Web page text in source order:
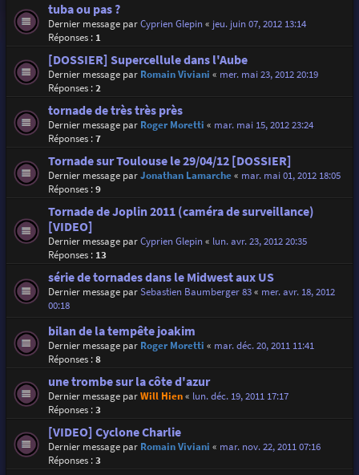
tuba ou pas ?
Dernier message parCyprien Glepin« jeu. juin 07, 2012 13:14
Réponses : 1
[DOSSIER] Supercellule dans l'Aube
Dernier message par Romain Viviani « mer. mai 23, 2012 20:19
Réponses :2
tornade de très très près
Dernier message par Roger Moretti « mar. mai 15, 2012 23:24
Réponses :7
Tornade sur Toulouse le 29/04/12 [DOSSIER]
Dernier message parJonathan Lamarche« mar. mai 01, 2012 18:05
Réponses :9
Tornade de Joplin 2011 (caméra de surveillance)
[VIDEO]
Dernier message parCyprien Glepin« lun. avr. 23, 2012 20:35
Réponses : 13
série de tornades dans le Midwest aux US
Dernier message parSebastien Baumberger 83« mer. avr. 18, 2012
00:18
bilan de la tempête joakim
Dernier message par Roger Moretti « mar. déc. 20, 2011 11:41
Réponses :8
une trombe sur la côte d'azur
Dernier message parWill Hien« lun. déc. 19, 2011 17:17
Réponses :3
[VIDEO] Cyclone Charlie
Dernier message par Romain Viviani « mar. nov. 22, 2011 07:16
Réponses :3